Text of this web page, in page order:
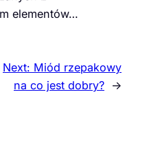
elementów…
Next: Miód rzepakowy
na co jest dobry? →